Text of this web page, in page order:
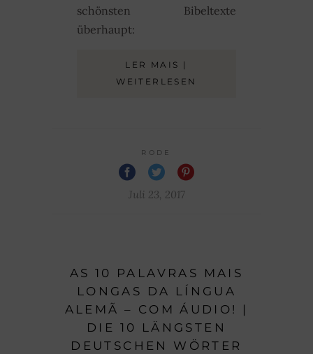
schönsten Bibeltexte
überhaupt:
LER MAIS |
WEITERLESEN
RODE
Juli 23, 2017
AS 10 PALAVRAS MAIS
LONGAS DA LÍNGUA
ALEMÃ – COM ÁUDIO! |
DIE 10 LÄNGSTEN
DEUTSCHEN WÖRTER